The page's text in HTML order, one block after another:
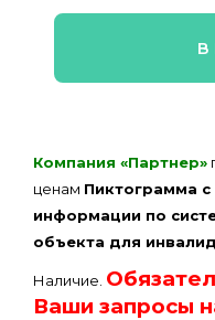
В
Компания «Партнер»
ценам Пиктограмма
информации по
объекта для
Наличие.
Ваши запросы